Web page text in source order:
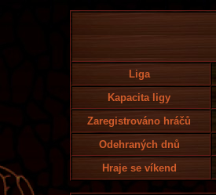
Liga
Kapacita ligy
Zaregistrováno hráčů
Odehraných dnů
Hraje se víkend